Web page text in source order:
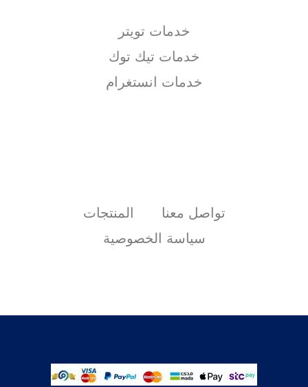
خدمات تويتر
خدمات تيك توك
خدمات انستغرام
تواصل معنا
المنتجات
سياسة الخصوصية